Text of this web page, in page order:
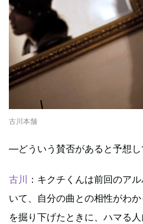
古川本舗
―どういう賛否があると予想し
古川 ：キクチくんは前回のア
いて、自分の曲との相性がわ
を掘り下げたときに、ハマる